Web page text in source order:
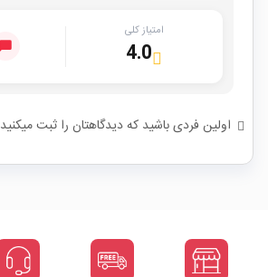
امتیاز کلی
4.0
اولین فردی باشید که دیدگاهتان را ثبت میکنید